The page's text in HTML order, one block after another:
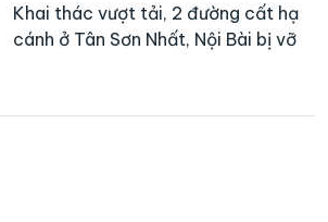
Khai thác vượt tải, 2 đường cất hạ
cánh ở Tân Sơn Nhất, Nội Bài bị vỡ